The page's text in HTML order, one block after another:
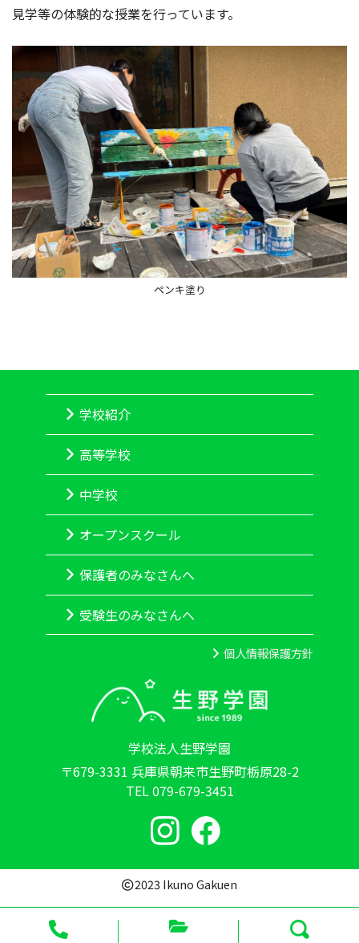
見学等の体験的な授業を行っています。
ペンキ塗り
学校紹介
高等学校
中学校
オープンスクール
保護者のみなさんへ
受験生のみなさんへ
個人情報保護方針
学校法人生野学園
〒679-3331 兵庫県朝来市生野町栃原28-2
TEL 079-679-3451
2023 Ikuno Gakuen